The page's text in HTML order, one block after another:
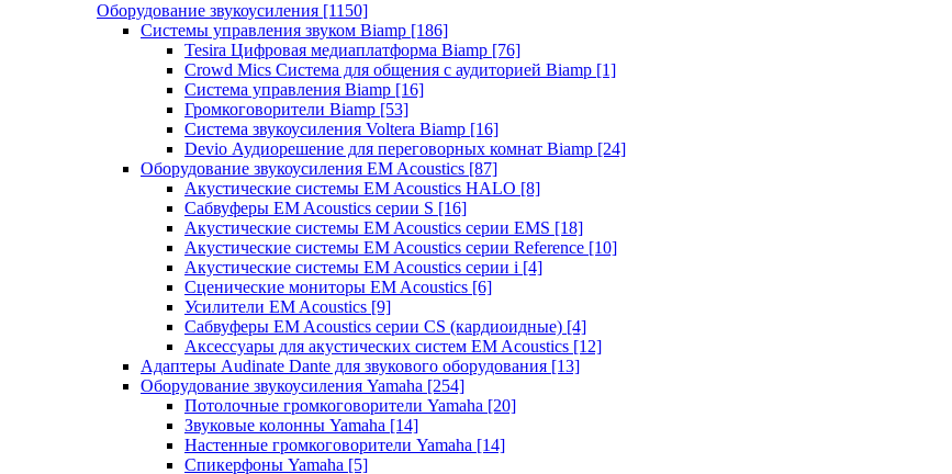
Оборудование звукоусиления [1150]
Системы управления звуком Biamp [186]
Tesira Цифровая медиаплатформа Biamp [76]
Crowd Mics Система для общения с аудиторией Biamp [1]
Система управления Biamp [16]
Громкоговорители Biamp [53]
Система звукоусиления Voltera Biamp [16]
Devio Аудиорешение для переговорных комнат Biamp [24]
Оборудование звукоусиления EM Acoustics [87]
Акустические системы EM Acoustics HALO [8]
Сабвуферы EM Acoustics серии S [16]
Акустические системы EM Acoustics серии EMS [18]
Акустические системы EM Acoustics серии Reference [10]
Акустические системы EM Acoustics серии i [4]
Сценические мониторы EM Acoustics [6]
Усилители EM Acoustics [9]
Сабвуферы EM Acoustics серии CS (кардиоидные) [4]
Аксессуары для акустических систем EM Acoustics [12]
Адаптеры Audinate Dante для звукового оборудования [13]
Оборудование звукоусиления Yamaha [254]
Потолочные громкоговорители Yamaha [20]
Звуковые колонны Yamaha [14]
Настенные громкоговорители Yamaha [14]
Спикерфоны Yamaha [5]